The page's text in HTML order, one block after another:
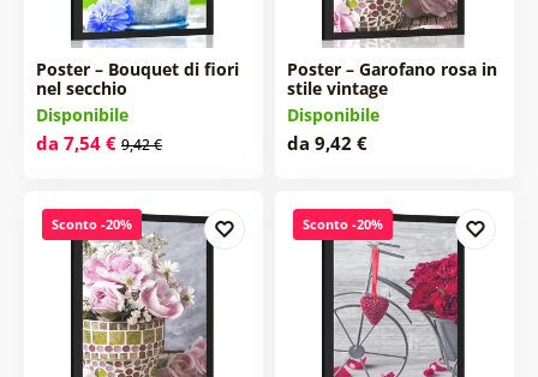
Poster – Bouquet di fiori
nel secchio
Disponibile
da 7,54 € 9,42 €
Poster – Garofano rosa in
stile vintage
Disponibile
da 9,42 €
Sconto -20% Sconto -20%